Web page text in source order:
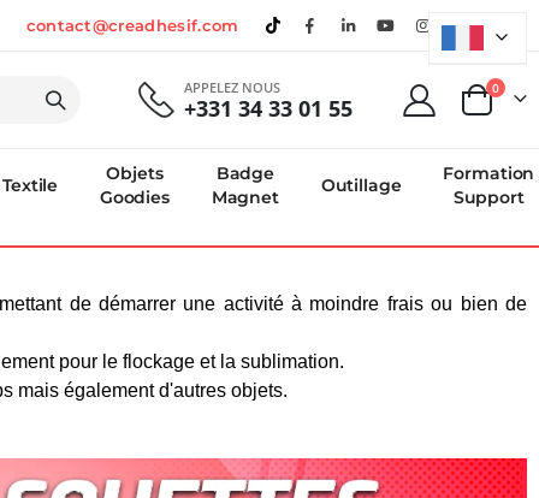
contact@creadhesif.com
APPELEZ NOUS
+331 34 33 01 55 Panier
0
Textile
Objets
Goodies
Badge
Magnet
Outillage
Formation
Support
de démarrer une activité à moindre frais ou bien de
pour le flockage et la sublimation.
mais également d'autres objets.